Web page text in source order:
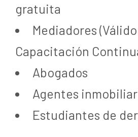
gratuita
Mediadores (Válido
Capacitación
Abogados
Agentes
Estudiantes de